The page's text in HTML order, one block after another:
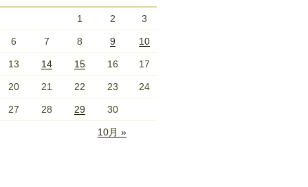
1 2 3
6 7 8 9 10
13 14 15 16 17
20 21 22 23 24
27 28 29 30
10月 »